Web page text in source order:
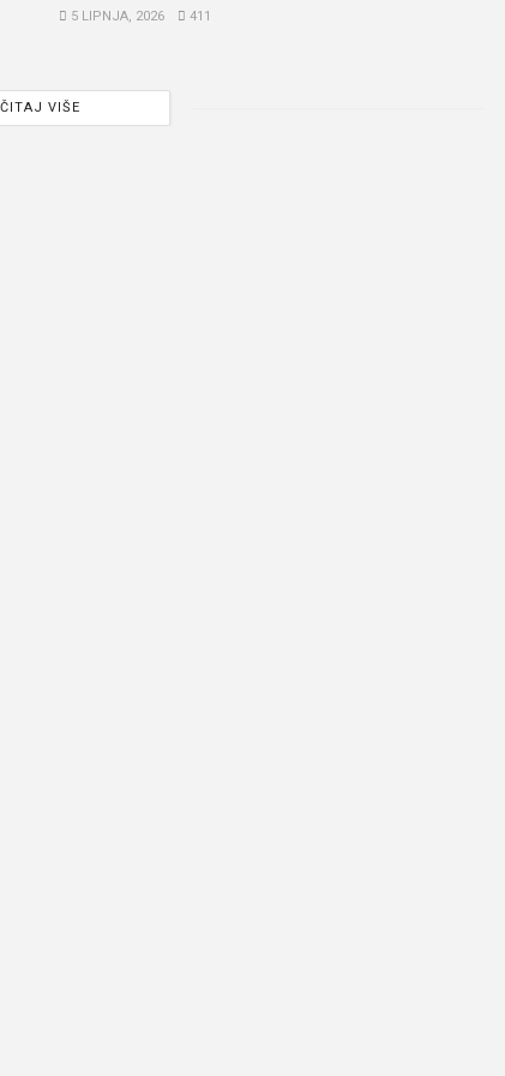
5 LIPNJA, 2026 411
VIŠE